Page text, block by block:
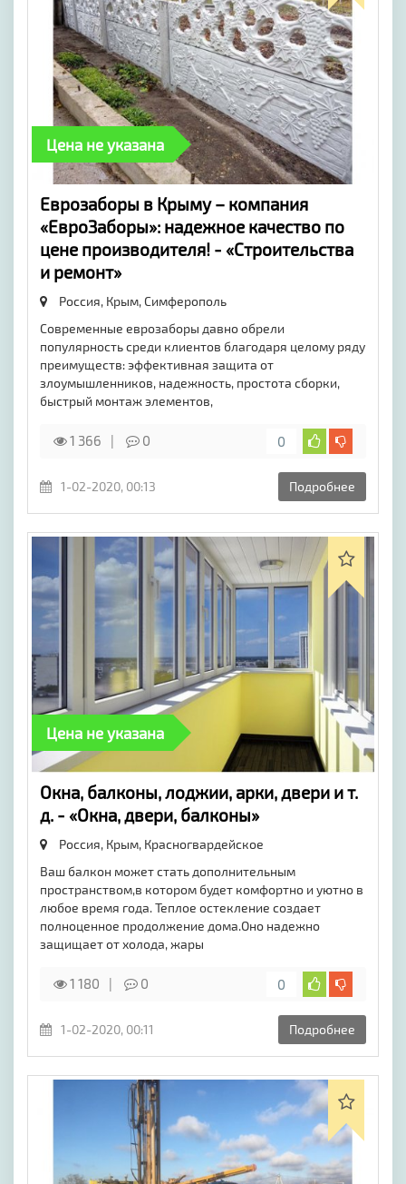
Цена не указана
​Еврозаборы в Крыму – компания
«ЕвроЗаборы»: надежное качество по
цене производителя! - «Строительства
и ремонт»
Россия, Крым,Симферополь
Современные еврозаборы давно обрели
популярность среди клиентов благодаря целому ряду
преимуществ: эффективная защита от
злоумышленников, надежность, простота сборки,
быстрый монтаж элементов,
1 366 0 0
1-02-2020, 00:13 Подробнее
Цена не указана
Окна, балконы, лоджии, арки, двери и т.
д. - «Окна, двери, балконы»
Россия, Крым, Красногвардейское
Ваш балкон может стать дополнительным
пространством,в котором будет комфортно и уютно в
любое время года. Теплое остекление создает
полноценное продолжение дома.Оно надежно
защищает от холода, жары
1 180 0 0
1-02-2020, 00:11 Подробнее